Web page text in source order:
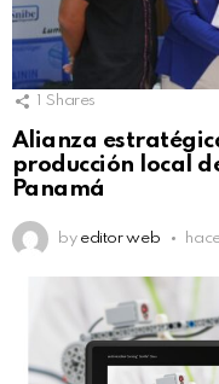
Shares
Alianza
producción local
Panamá
by editor web